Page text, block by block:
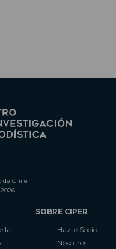
de Chile
la
SOBRE CIPER
Hazte Socio
Nosotros